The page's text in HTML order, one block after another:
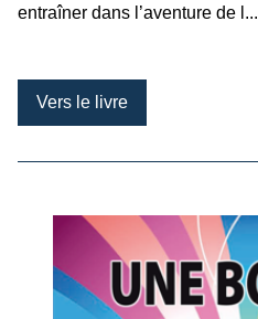
entraîner dans l’aventure de l...
Vers le livre